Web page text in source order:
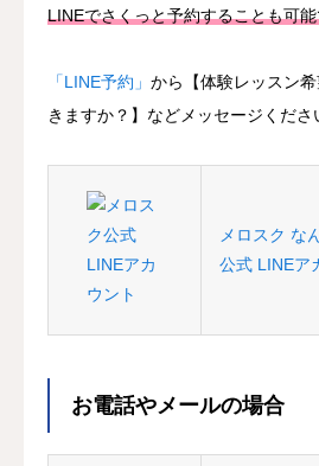
LINEでさくっと予約することも可
「LINE予約」 から【体験レッスン
きますか？】などメッセージくださ
メロスク な
公式 LINEア
お電話やメールの場合